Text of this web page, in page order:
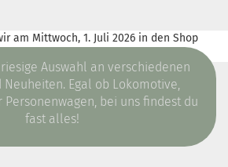
am Mittwoch, 1. Juli 2026 in den Shop
Auswahl an verschiedenen
Egal ob Lokomotive,
Personenwagen, bei uns findest du
fast alles!